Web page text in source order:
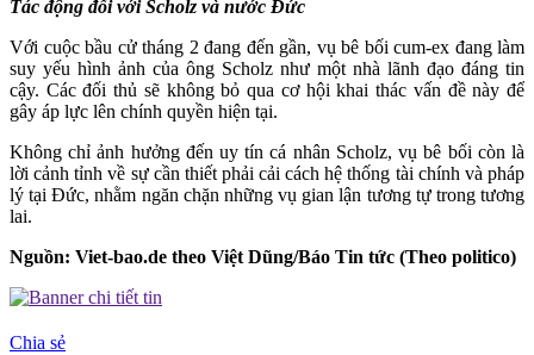
Tác động đối với Scholz và nước Đức
Với cuộc bầu cử tháng 2 đang đến gần, vụ bê bối cum-ex đang làm
suy yếu hình ảnh của ông Scholz như một nhà lãnh đạo đáng tin
cậy. Các đối thủ sẽ không bỏ qua cơ hội khai thác vấn đề này để
gây áp lực lên chính quyền hiện tại.
Không chỉ ảnh hưởng đến uy tín cá nhân Scholz, vụ bê bối còn là
lời cảnh tỉnh về sự cần thiết phải cải cách hệ thống tài chính và pháp
lý tại Đức, nhằm ngăn chặn những vụ gian lận tương tự trong tương
lai.
Nguồn: Viet-bao.de theo Việt Dũng/Báo Tin tức (Theo politico)
Chia sẻ